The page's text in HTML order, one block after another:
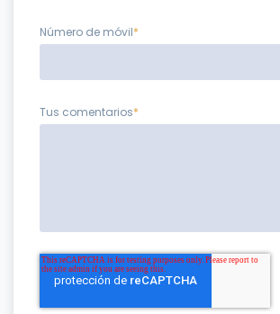
Número de móvil*
Tus comentarios*